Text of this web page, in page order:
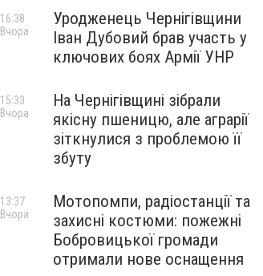
Уродженець Чернігівщини
Іван Дубовий брав участь у
ключових боях Армії УНР
16:38
Вчора
На Чернігівщині зібрали
якісну пшеницю, але аграрії
зіткнулися з проблемою її
збуту
15:33
Вчора
Мотопомпи, радіостанції та
захисні костюми: пожежні
Бобровицької громади
отримали нове оснащення
13:37
Вчора